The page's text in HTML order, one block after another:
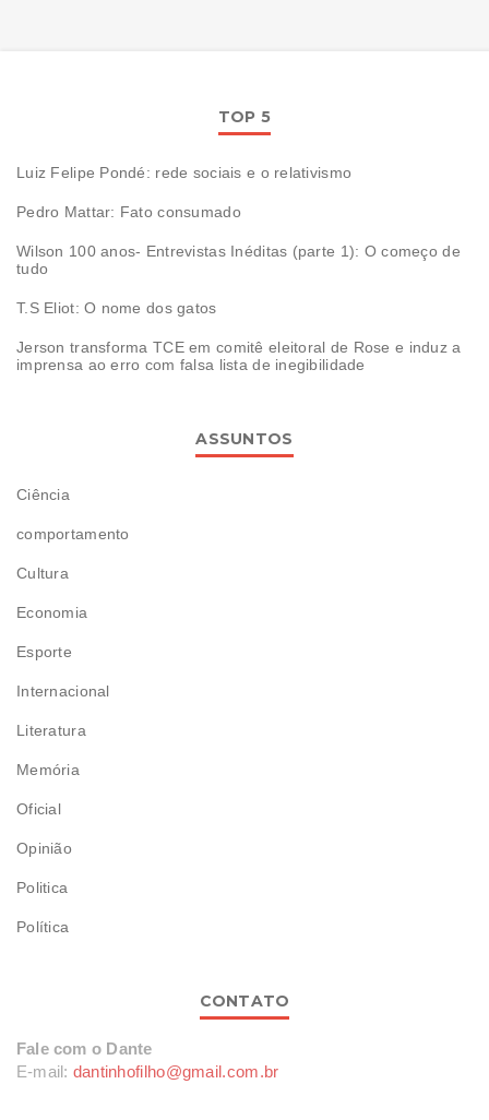
TOP 5
Luiz Felipe Pondé: rede sociais e o relativismo
Pedro Mattar: Fato consumado
Wilson 100 anos- Entrevistas Inéditas (parte 1): O começo de
tudo
T.S Eliot: O nome dos gatos
Jerson transforma TCE em comitê eleitoral de Rose e induz a
imprensa ao erro com falsa lista de inegibilidade
ASSUNTOS
Ciência
comportamento
Cultura
Economia
Esporte
Internacional
Literatura
Memória
Oficial
Opinião
Politica
Política
CONTATO
Fale com o Dante
E-mail: dantinhofilho@gmail.com.br